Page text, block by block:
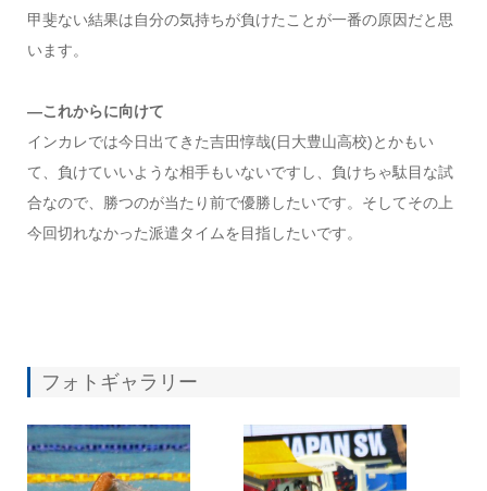
甲斐ない結果は自分の気持ちが負けたことが一番の原因だと思
います。
―これからに向けて
インカレでは今日出てきた吉田惇哉(日大豊山高校)とかもい
て、負けていいような相手もいないですし、負けちゃ駄目な試
合なので、勝つのが当たり前で優勝したいです。そしてその上
今回切れなかった派遣タイムを目指したいです。
フォトギャラリー